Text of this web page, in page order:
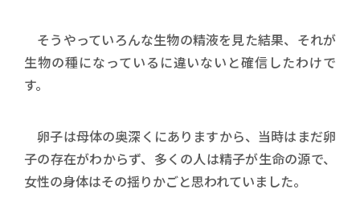
そうやっていろんな生物の精液を見た結果、それが
生物の種になっているに違いないと確信したわけで
す。
卵子は母体の奥深くにありますから、当時はまだ卵
子の存在がわからず、多くの人は精子が生命の源で、
女性の身体はその揺りかごと思われていました。